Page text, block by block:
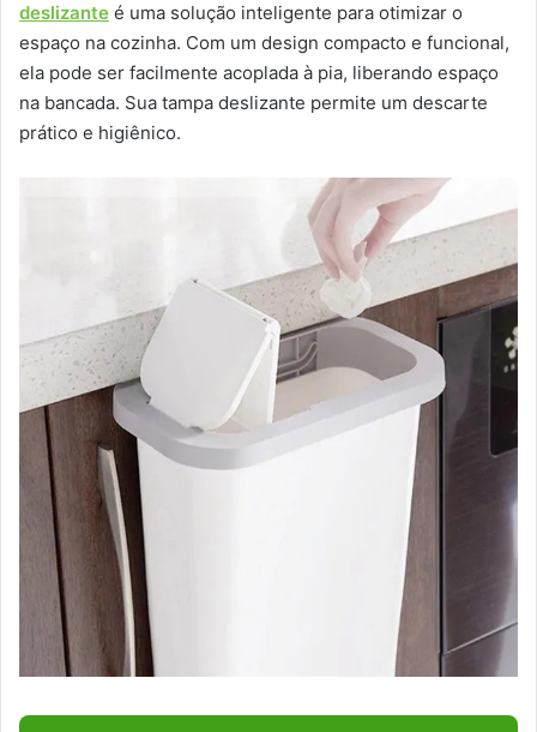
deslizante é uma solução inteligente para otimizar o
espaço na cozinha. Com um design compacto e funcional,
ela pode ser facilmente acoplada à pia, liberando espaço
na bancada. Sua tampa deslizante permite um descarte
prático e higiênico.